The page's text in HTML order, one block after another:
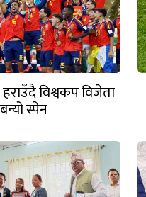
हराउँदै विश्वकप विजेता
बन्यो स्पेन